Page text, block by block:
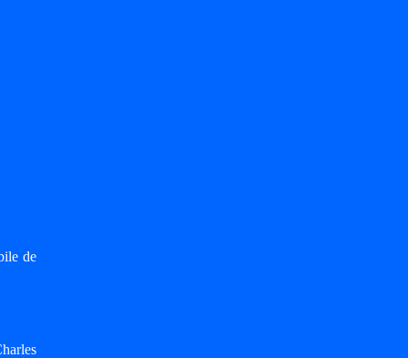
de